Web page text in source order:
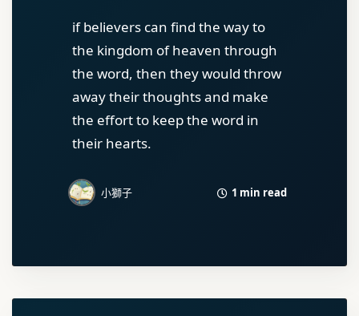
if believers can find the way to
the kingdom of heaven through
the word, then they would throw
away their thoughts and make
the effort to keep the word in
their hearts.
小獅子 1 min read